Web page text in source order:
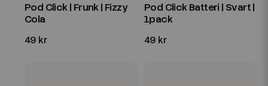
Pod Click | Frunk | Fizzy
Cola
49 kr
Pod Click Batteri | Svart |
1pack
49 kr